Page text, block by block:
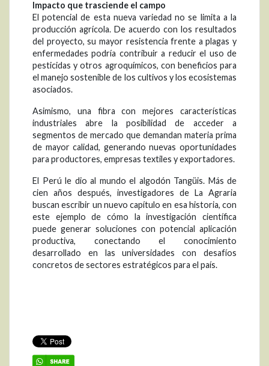
Impacto que trasciende el campo
El potencial de esta nueva variedad no se limita a la
producción agrícola. De acuerdo con los resultados
del proyecto, su mayor resistencia frente a plagas y
enfermedades podría contribuir a reducir el uso de
pesticidas y otros agroquímicos, con beneficios para
el manejo sostenible de los cultivos y los ecosistemas
asociados.
Asimismo, una fibra con mejores características
industriales abre la posibilidad de acceder a
segmentos de mercado que demandan materia prima
de mayor calidad, generando nuevas oportunidades
para productores, empresas textiles y exportadores.
El Perú le dio al mundo el algodón Tangüis. Más de
cien años después, investigadores de La Agraria
buscan escribir un nuevo capítulo en esa historia, con
este ejemplo de cómo la investigación científica
puede generar soluciones con potencial aplicación
productiva, conectando el conocimiento
desarrollado en las universidades con desafíos
concretos de sectores estratégicos para el país.